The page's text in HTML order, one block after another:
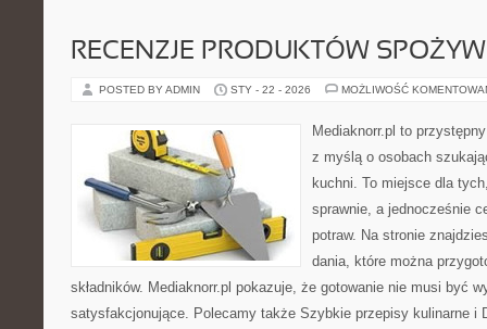
RECENZJE PRODUKTÓW
POSTED BY ADMIN STY - 22 - 2026 MOŻLIWOŚĆ
Mediaknorr.pl to
z myślą o osobach
kuchni. To miejsce dla
sprawnie, a jednocześnie
potraw. Na stronie
dania, które można
składników. Mediaknorr.pl pokazuje, że gotowanie nie musi być
satysfakcjonujące. Polecamy także Szybkie przepisy kulinarne i